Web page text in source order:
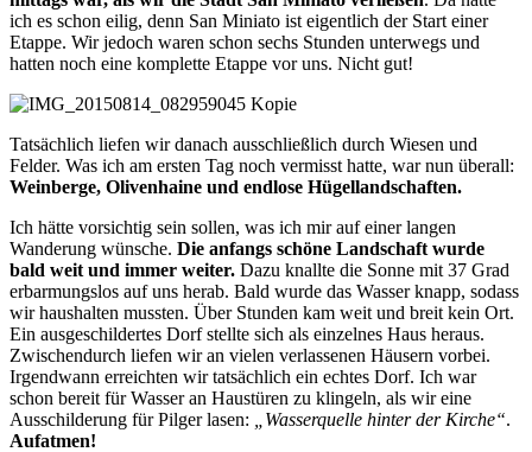
ich es schon eilig, denn San Miniato ist eigentlich der Start einer
Etappe. Wir jedoch waren schon sechs Stunden unterwegs und
hatten noch eine komplette Etappe vor uns. Nicht gut!
Tatsächlich liefen wir danach ausschließlich durch Wiesen und
Felder. Was ich am ersten Tag noch vermisst hatte, war nun überall:
Weinberge, Olivenhaine und endlose Hügellandschaften.
Ich hätte vorsichtig sein sollen, was ich mir auf einer langen
Wanderung wünsche. Die anfangs schöne Landschaft wurde
bald weit und immer weiter. Dazu knallte die Sonne mit 37 Grad
erbarmungslos auf uns herab. Bald wurde das Wasser knapp, sodass
wir haushalten mussten. Über Stunden kam weit und breit kein Ort.
Ein ausgeschildertes Dorf stellte sich als einzelnes Haus heraus.
Zwischendurch liefen wir an vielen verlassenen Häusern vorbei.
Irgendwann erreichten wir tatsächlich ein echtes Dorf. Ich war
schon bereit für Wasser an Haustüren zu klingeln, als wir eine
Ausschilderung für Pilger lasen:
„Wasserquelle hinter der Kirche“.
Aufatmen!